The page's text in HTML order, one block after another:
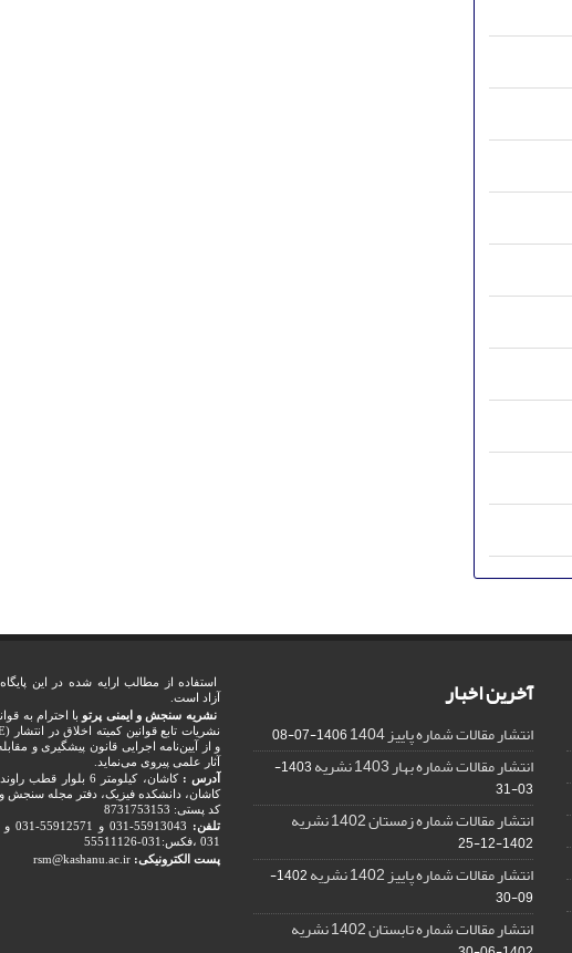
آخرین اخبار
انتشار مقالات شماره پاییز 1404 1406-07-08
انتشار مقالات شماره بهار 1403 نشریه
1403-
03-31
انتشار مقالات شماره زمستان 1402 نشریه
1402-12-25
انتشار مقالات شماره پاییز 1402 نشریه
1402-
09-30
انتشار مقالات شماره تابستان 1402 نشریه
استفاده از مطالب ارایه شده در این
آزاد است.
نشریه سنجش و ایمنی پرتو با احترام به
و از آیین‌نامه اجرایی قانون پیشگیری و
آثار علمی پیروی می‌نماید.
آدرس :
کاشان، کیلومتر 6 بلوار
کاشان، دانشکده فیزیک، دفتر مجله سنجش و
کد پستی: 8731753153
تلفن:
031 ،فکس:031-55511126
پست الکترونیکی: rsm@kashanu.ac.ir